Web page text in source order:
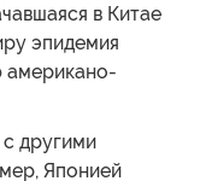
в Китае
эпидемия
американо-
другими
Японией